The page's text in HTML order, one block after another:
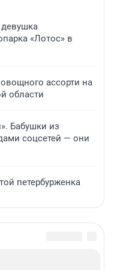
«Лотос» в
ассорти на
области
Бабушки из
соцсетей — они
петербурженка